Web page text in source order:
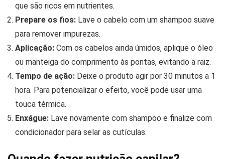
que são ricos em nutrientes.
Prepare os fios: Lave o cabelo com um shampoo suave
para remover impurezas.
Aplicação: Com os cabelos ainda úmidos, aplique o óleo
ou manteiga do comprimento às pontas, evitando a raiz.
Tempo de ação: Deixe o produto agir por 30 minutos a 1
hora. Para potencializar o efeito, você pode usar uma
touca térmica.
Enxágue: Lave novamente com shampoo e finalize com
condicionador para selar as cutículas.